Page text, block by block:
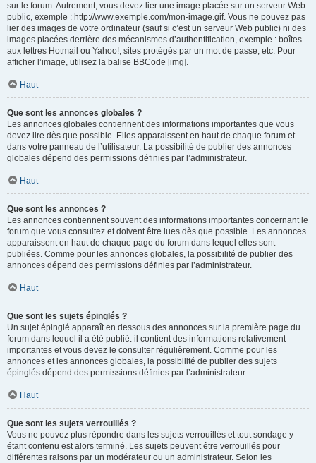
sur le forum. Autrement, vous devez lier une image placée sur un serveur Web
public, exemple : http://www.exemple.com/mon-image.gif. Vous ne pouvez pas
lier des images de votre ordinateur (sauf si c’est un serveur Web public) ni des
images placées derrière des mécanismes d’authentification, exemple : boîtes
aux lettres Hotmail ou Yahoo!, sites protégés par un mot de passe, etc. Pour
afficher l’image, utilisez la balise BBCode [img].
Haut
Que sont les annonces globales ?
Les annonces globales contiennent des informations importantes que vous
devez lire dès que possible. Elles apparaissent en haut de chaque forum et
dans votre panneau de l’utilisateur. La possibilité de publier des annonces
globales dépend des permissions définies par l’administrateur.
Haut
Que sont les annonces ?
Les annonces contiennent souvent des informations importantes concernant le
forum que vous consultez et doivent être lues dès que possible. Les annonces
apparaissent en haut de chaque page du forum dans lequel elles sont
publiées. Comme pour les annonces globales, la possibilité de publier des
annonces dépend des permissions définies par l’administrateur.
Haut
Que sont les sujets épinglés ?
Un sujet épinglé apparaît en dessous des annonces sur la première page du
forum dans lequel il a été publié. il contient des informations relativement
importantes et vous devez le consulter régulièrement. Comme pour les
annonces et les annonces globales, la possibilité de publier des sujets
épinglés dépend des permissions définies par l’administrateur.
Haut
Que sont les sujets verrouillés ?
Vous ne pouvez plus répondre dans les sujets verrouillés et tout sondage y
étant contenu est alors terminé. Les sujets peuvent être verrouillés pour
différentes raisons par un modérateur ou un administrateur. Selon les